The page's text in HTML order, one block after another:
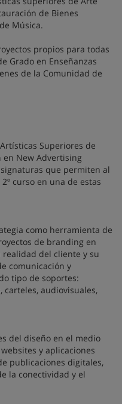
de Bienes
Música.
propios para todas
Grado en Enseñanzas
de la Comunidad de
Superiores de
en New Advertising
que permiten al
curso en una de estas
como herramienta de
de branding en
realidad del cliente y su
comunicación y
tipo de soportes:
carteles, audiovisuales,
del diseño en el medio
y aplicaciones
publicaciones digitales,
la conectividad y el